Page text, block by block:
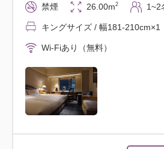
禁煙 26.00m2 1~2
キングサイズ / 幅181-210cm×1
Wi-Fiあり（無料）